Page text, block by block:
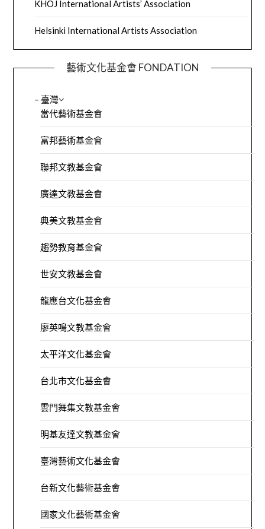
KHOJ International Artists’ Association
Helsinki International Artists Association
藝術文化基金會 FONDATION
– 臺灣
當代藝術基金會
富邦藝術基金會
聯邦文教基金會
廣達文教基金會
典美文教基金會
趨勢教育基金會
世安文教基金會
龍應台文化基金會
廖英鳴文教基金會
太平洋文化基金會
台北市文化基金會
雲門舞集文教基金會
明基友達文教基金會
臺灣藝術文化基金會
台新文化藝術基金會
國家文化藝術基金會